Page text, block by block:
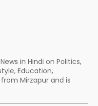
in Hindi on Politics,
Education,
Mirzapur and is